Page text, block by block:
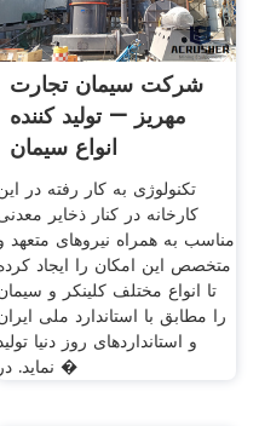
شرکت سیمان تجارت
مهریز – تولید کننده
انواع سیمان
تکنولوژی به کار رفته در
کارخانه در کنار ذخایر
مناسب به همراه نیروهای متعهد
متخصص این امکان را ایجاد
تا انواع مختلف کلینکر و
را مطابق با استاندارد ملی
و استانداردهای روز دنیا
نماید. در �